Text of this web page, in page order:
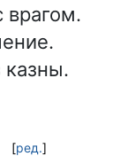
врагом.
казны.
[ред.]